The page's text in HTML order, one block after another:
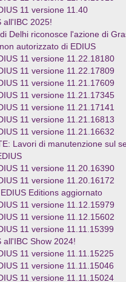
11 versione 11.40
all'IBC 2025!
Delhi riconosce l'azione di
autorizzato di EDIUS
11 versione 11.22.18180
11 versione 11.22.17809
11 versione 11.21.17609
11 versione 11.21.17345
11 versione 11.21.17141
11 versione 11.21.16813
11 versione 11.21.16632
Lavori di manutenzione sul
11 versione 11.20.16390
11 versione 11.20.16172
Editions aggiornato
11 versione 11.12.15979
11 versione 11.12.15602
11 versione 11.11.15399
all'IBC Show 2024!
11 versione 11.11.15225
11 versione 11.11.15046
11 versione 11.11.15024